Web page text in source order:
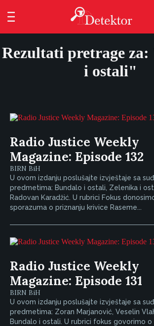
Rezultati pretrage
i ostali"
Radio Justice Weekly
Magazine: Episode 132
BIRN BiH
U ovom izdanju poslušajte izvještaje sa
predmetima: Bundalo i ostali, Zelenika i
Radovan Karadžić. U rubrici Fokus
sporazuma o priznanju krivice Raseme...
Radio Justice Weekly
Magazine: Episode 131
BIRN BiH
U ovom izdanju poslušajte izvještaje sa
predmetima: Zoran Marjanović, Veselin
Bundalo i ostali. U rubrici fokus govorimo o